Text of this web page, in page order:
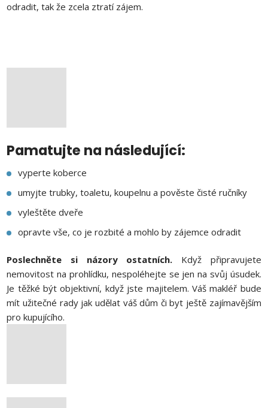
odradit, tak že zcela ztratí zájem.
Pamatujte na následující:
vyperte koberce
umyjte trubky, toaletu, koupelnu a pověste čisté ručníky
vyleštěte dveře
opravte vše, co je rozbité a mohlo by zájemce odradit
Poslechněte si názory ostatních. Když připravujete
nemovitost na prohlídku, nespoléhejte se jen na svůj úsudek.
Je těžké být objektivní, když jste majitelem. Váš makléř bude
mít užitečné rady jak udělat váš dům či byt ještě zajímavějším
pro kupujícího.